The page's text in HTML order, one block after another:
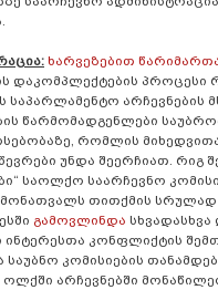
ხარვეზებით
დაკომპლექტების პროცესი
საპარლამენტო არჩევნების
წარმომადგენლები
რომლის
უნდა შეერჩიათ. რიგ
საოლქო საარჩევნო
თითქმის სრულად
გამოვლინდა სხვადასხვა
ინტერესთა კონფლიქტის
კომისიების
ოლქში არჩევნებში